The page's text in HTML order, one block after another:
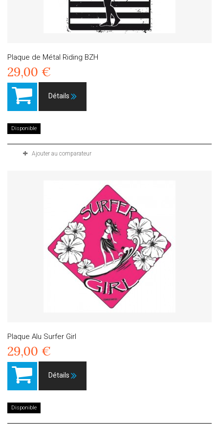
Plaque de Métal Riding BZH
29,00 €
Détails
Disponible
Ajouter au comparateur
Plaque Alu Surfer Girl
29,00 €
Détails
Disponible